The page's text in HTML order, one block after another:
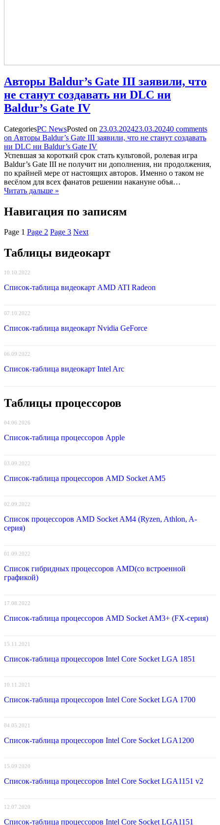
Авторы Baldur’s Gate III заявили, что
не станут создавать ни DLC ни
Baldur’s Gate IV
CategoriesPC NewsPosted on 23.03.202423.03.20240 comments
on Авторы Baldur’s Gate III заявили, что не станут создавать
ни DLC ни Baldur’s Gate IV
Успевшая за короткий срок стать культовой, ролевая игра
Baldur’s Gate III не получит ни дополнения, ни продолжения,
по крайней мере от настоящих авторов. Именно о таком не
весёлом для всех фанатов решении накануне объя…
Читать дальше »
Навигация по записям
Page 1 Page 2 Page 3 Next
Таблицы видеокарт
10.10.2022
Список-таблица видеокарт AMD ATI Radeon
07.10.2022
Список-таблица видеокарт Nvidia GeForce
06.09.2022
Список-таблица видеокарт Intel Arc
Таблицы процессоров
04.06.2026
Список-таблица процессоров Apple
03.09.2022
Список-таблица процессоров AMD Socket AM5
02.09.2022
Список процессоров AMD Socket AM4 (Ryzen, Athlon, A-
серия)
01.09.2022
Список гибридных процессоров AMD(со встроенной
графикой)
17.08.2022
Список-таблица процессоров AMD Socket AM3+ (FX-серия)
15.11.2021
Список-таблица процессоров Intel Core Socket LGA 1851
10.11.2021
Список-таблица процессоров Intel Core Socket LGA 1700
04.05.2021
Список-таблица процессоров Intel Core Socket LGA1200
15.09.2020
Список-таблица процессоров Intel Core Socket LGA1151 v2
12.07.2020
Список-таблица процессоров Intel Core Socket LGA1151